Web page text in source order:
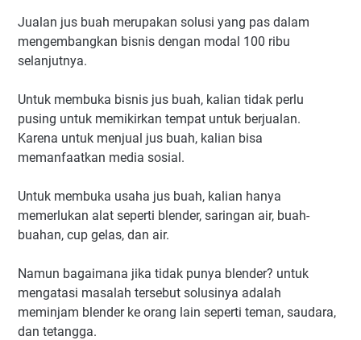
Jualan jus buah merupakan solusi yang pas dalam
mengembangkan bisnis dengan modal 100 ribu
selanjutnya.
Untuk membuka bisnis jus buah, kalian tidak perlu
pusing untuk memikirkan tempat untuk berjualan.
Karena untuk menjual jus buah, kalian bisa
memanfaatkan media sosial.
Untuk membuka usaha jus buah, kalian hanya
memerlukan alat seperti blender, saringan air, buah-
buahan, cup gelas, dan air.
Namun bagaimana jika tidak punya blender? untuk
mengatasi masalah tersebut solusinya adalah
meminjam blender ke orang lain seperti teman, saudara,
dan tetangga.